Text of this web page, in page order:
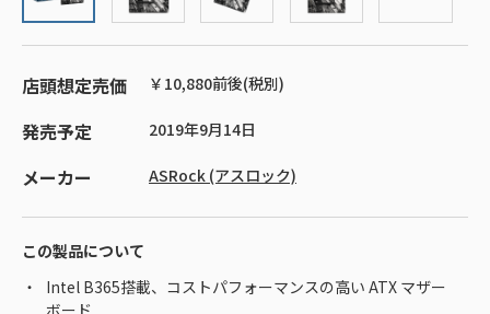
店頭想定売価 ￥10,880前後(税別)
発売予定 2019年9月14日
メーカー ASRock (アスロック)
この製品について
Intel B365搭載、コストパフォーマンスの高い ATX マザー